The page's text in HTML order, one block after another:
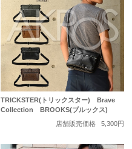
TRICKSTER(トリックスター) Brave
Collection BROOKS(ブルックス)
店舗販売価格
5,300円